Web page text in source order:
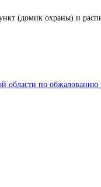
(домик охраны) и
области по обжалованию